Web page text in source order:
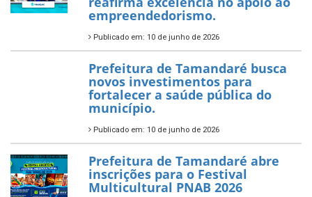
empreendedorismo.
Publicado em: 10 de junho de 2026
Prefeitura de Tamandaré busca
novos investimentos para
fortalecer a saúde pública do
município.
Publicado em: 10 de junho de 2026
Prefeitura de Tamandaré abre
inscrições para o Festival
Multicultural PNAB 2026